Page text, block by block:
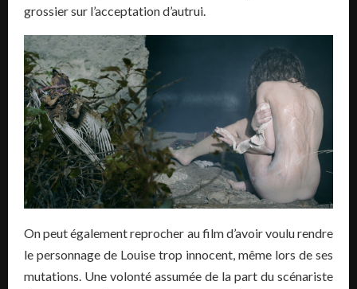
grossier sur l’acceptation d’autrui.
On peut également reprocher au film d’avoir voulu rendre
le personnage de Louise trop innocent, même lors de ses
mutations. Une volonté assumée de la part du scénariste